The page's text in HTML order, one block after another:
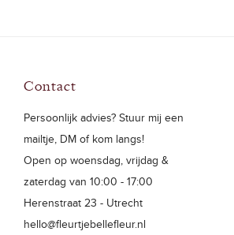
Contact
Persoonlijk advies? Stuur mij een
mailtje, DM of kom langs!
Open op woensdag, vrijdag &
zaterdag van 10:00 - 17:00
Herenstraat 23 - Utrecht
hello@fleurtjebellefleur.nl